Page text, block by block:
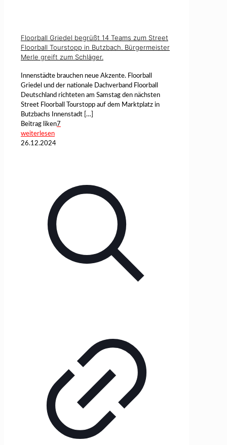
Floorball Griedel begrüßt 14 Teams zum Street
Floorball Tourstopp in Butzbach. Bürgermeister
Merle greift zum Schläger.
Innenstädte brauchen neue Akzente. Floorball
Griedel und der nationale Dachverband Floorball
Deutschland richteten am Samstag den nächsten
Street Floorball Tourstopp auf dem Marktplatz in
Butzbachs Innenstadt […]
Beitrag liken7
weiterlesen
26.12.2024